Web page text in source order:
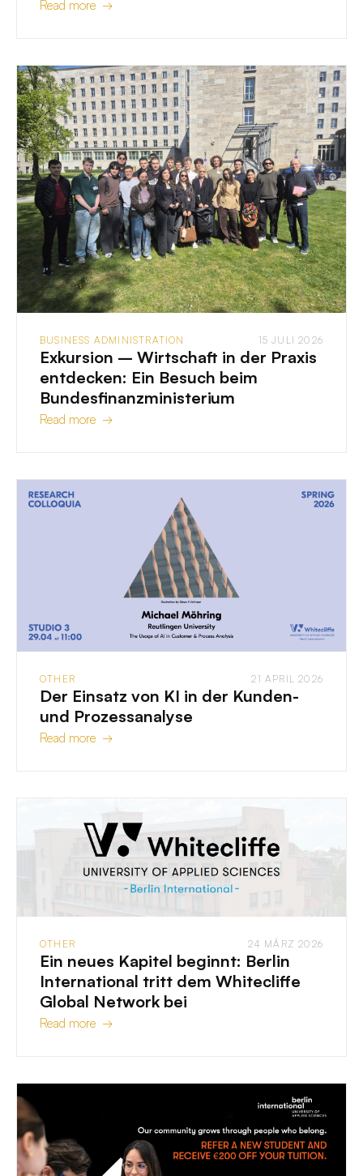
Read more →
BUSINESS ADMINISTRATION 15 JULI 2026
Exkursion – Wirtschaft in der Praxis
entdecken: Ein Besuch beim
Bundesfinanzministerium
Read more →
OTHER 21 APRIL 2026
Der Einsatz von KI in der Kunden-
und Prozessanalyse
Read more →
OTHER 24 MÄRZ 2026
Ein neues Kapitel beginnt: Berlin
International tritt dem Whitecliffe
Global Network bei
Read more →